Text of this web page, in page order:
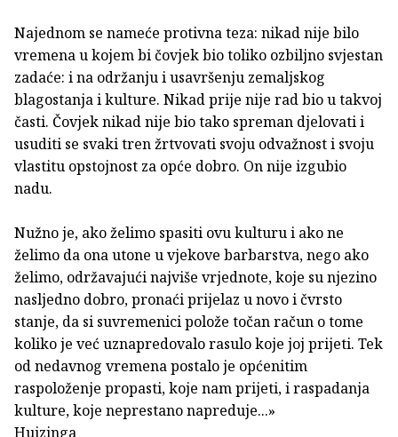
Najednom se nameće protivna teza: nikad nije bilo
vremena u kojem bi čovjek bio toliko ozbiljno svjestan
zadaće: i na održanju i usavršenju zemaljskog
blagostanja i kulture. Nikad prije nije rad bio u takvoj
časti. Čovjek nikad nije bio tako spreman djelovati i
usuditi se svaki tren žrtvovati svoju odvažnost i svoju
vlastitu opstojnost za opće dobro. On nije izgubio
nadu.
Nužno je, ako želimo spasiti ovu kulturu i ako ne
želimo da ona utone u vjekove barbarstva, nego ako
želimo, održavajući najviše vrjednote, koje su njezino
nasljedno dobro, pronaći prijelaz u novo i čvrsto
stanje, da si suvremenici polože točan račun o tome
koliko je već uznapredovalo rasulo koje joj prijeti. Tek
od nedavnog vremena postalo je općenitim
raspoloženje propasti, koje nam prijeti, i raspadanja
kulture, koje neprestano napreduje...»
Huizinga